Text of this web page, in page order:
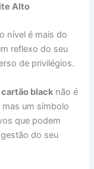
Alto
nível é mais do
reflexo do seu
de privilégios.
cartão black não é
um símbolo
que podem
do seu